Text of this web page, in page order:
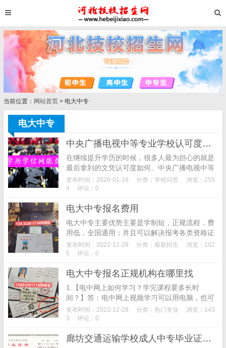
当前位置： 网站首页 > 电大中专
电大中专
中央广播电视中等专业学校认可度怎么样？
在继续提升学历的时候，很多人最为担心的就是
最后拿到的文凭认可度如何。中央广播电视中等
专业学校听起来很不错那么它的认可度如何呢？
中央广播电视中等专业学校是教育直属的中专学
发布时间：2026-01-16 分类： 学校问答
浏览：255
4
评论：0
电大中专报名费用
电大中专主要优势主要是学制短，正规流程，费
用低，全国通用；并且可以解决报考各类资格证
专业不符合的问题的，如二建、会计等；其次可
以用来作为前置学历来报考参加成考、扩招。电
发布时间：2022-12-28 分类： 最新招生
浏览：102
5
评论：0
电大中专报名正规机构在哪里找
1.【电中网上如何学习？学完课程要多长时
间？】答：电中网上视频学习可以用电脑，也可
以下载App，用手机进行视频学习。报名成功后
有电中学习流程和操作手册发给学员，按学习流
发布时间：2022-12-28 分类： 热门专业
浏览：143
3
评论：0
廊坊交通运输学校成人中专毕业证样本